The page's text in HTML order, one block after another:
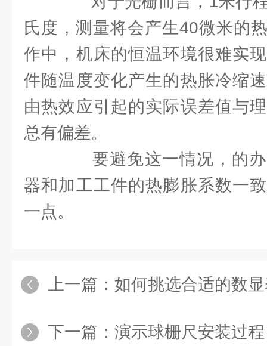
氏度，测量将会产生40微米的
作中，机床的恒温环境很难实
件随温度变化产生的热胀冷缩
由热效应引起的实际误差值与
总有偏差。
要避免这一情况，的办
器和加工工件的热膨胀系数一
一点。
上一篇： 如何挑选合适的数
下一篇： 演示球栅尺安装过程